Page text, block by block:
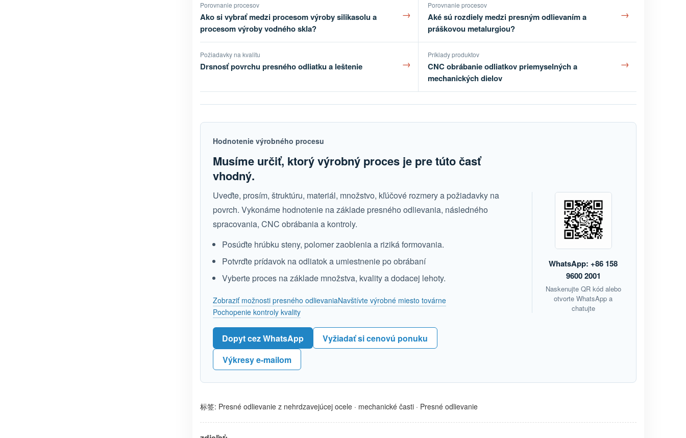
Porovnanie procesov
Ako si vybrať medzi procesom výroby silikasolu a
procesom výroby vodného skla?
→
Porovnanie procesov
Aké sú rozdiely medzi presným odlievaním a
práškovou metalurgiou?
→
Požiadavky na kvalitu
Drsnosť povrchu presného odliatku a leštenie →
Príklady produktov
CNC obrábanie odliatkov priemyselných a
mechanických dielov
→
Hodnotenie výrobného procesu
Musíme určiť, ktorý výrobný proces je pre túto časť
vhodný.
Uveďte, prosím, štruktúru, materiál, množstvo, kľúčové rozmery a požiadavky na
povrch. Vykonáme hodnotenie na základe presného odlievania, následného
spracovania, CNC obrábania a kontroly.
Posúďte hrúbku steny, polomer zaoblenia a riziká formovania.
Potvrďte prídavok na odliatok a umiestnenie po obrábaní
Vyberte proces na základe množstva, kvality a dodacej lehoty.
Zobraziť možnosti presného odlievaniaNavštívte výrobné miesto továrne
Pochopenie kontroly kvality
Dopyt cez WhatsApp
Vyžiadať si cenovú ponuku
Výkresy e-mailom
WhatsApp: +86 158
9600 2001
Naskenujte QR kód alebo
otvorte WhatsApp a
chatujte
标签: Presné odlievanie z nehrdzavejúcej ocele · mechanické časti · Presné odlievanie